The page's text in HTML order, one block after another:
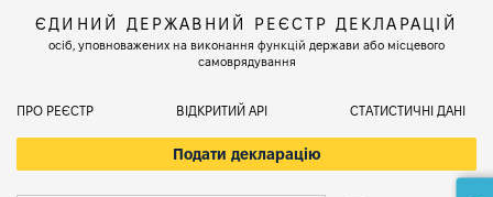
ЄДИНИЙ ДЕРЖАВНИЙ РЕЄСТР ДЕКЛАРАЦІЙ
осіб, уповноважених на виконання функцій держави або місцевого
самоврядування
ПРО РЕЄСТР ВІДКРИТИЙ АРІ СТАТИСТИЧНІ ДАНІ
Подати декларацію